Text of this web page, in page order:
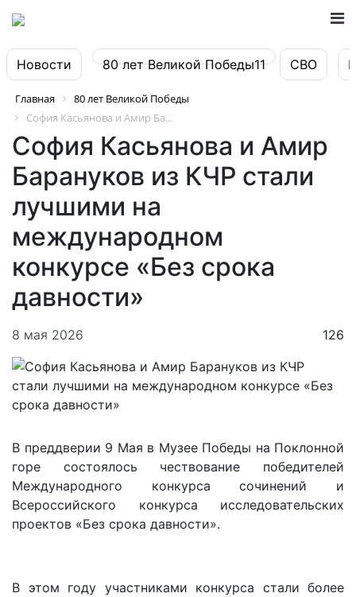
Новости 80 лет Великой Победы11 СВО
Главная
80 лет Великой Победы
София Касьянова и Амир Ба...
София Касьянова и Амир
Барануков из КЧР стали
лучшими на
международном
конкурсе «Без срока
давности»
8 мая 2026 126
В преддверии 9 Мая в Музее Победы на Поклонной
горе состоялось чествование победителей
Международного конкурса сочинений и
Всероссийского конкурса исследовательских
проектов «Без срока давности».
В этом году участниками конкурса стали более